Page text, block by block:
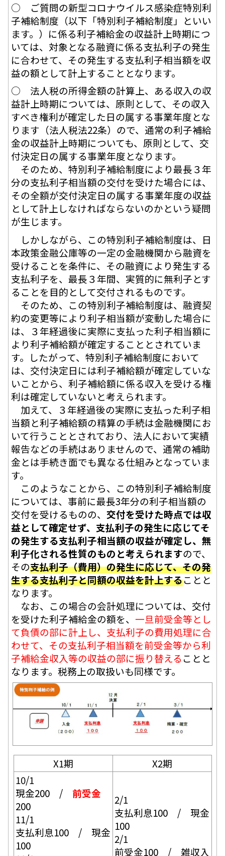
○ ご質問の新型コロナウイルス感染症特別利
子補給制度（以下「特別利子補給制度」といい
ます。）に係る利子補給金の収益計上時期につ
いては、対象となる融資に係る支払利子の発生
に合わせて、その発生する支払利子相当額を収
益の額として計上することとなります。
○ 法人税の所得金額の計算上、ある収入の収
益計上時期については、原則として、その収入
すべき権利が確定した日の属する事業年度とな
ります（法人税法22条）ので、通常の利子補給
金の収益計上時期についても、原則として、交
付決定日の属する事業年度となります。
そのため、特別利子補給制度により最長３年
分の支払利子相当額の交付を受けた場合には、
その全額が交付決定日の属する事業年度の収益
として計上しなければならないのかという疑問
が生じます。
しかしながら、この特別利子補給制度は、日
本政策金融公庫等の一定の金融機関から融資を
受けることを条件に、その融資により発生する
支払利子を、最長３年間、実質的に無利子とす
ることを目的として交付されるものです。
そのため、この特別利子補給制度は、融資契
約の変更等により利子相当額が変動した場合に
は、３年経過後に実際に支払った利子相当額に
より利子補給額が確定することとされていま
す。したがって、特別利子補給制度において
は、交付決定日には利子補給額が確定していな
いことから、利子補給額に係る収入を受ける権
利は確定していないと考えられます。
加えて、３年経過後の実際に支払った利子相
当額と利子補給額の精算の手続は金融機関にお
いて行うこととされており、法人において実績
報告などの手続はありませんので、通常の補助
金とは手続き面でも異なる仕組みとなっていま
す。
このようなことから、この特別利子補給制度
については、事前に最長3年分の利子相当額の
交付を受けるものの、 交付を受けた時点では収
益として確定せず、支払利子の発生に応じてそ
の発生する支払利子相当額の収益が確定し、無
利子化される性質のものと考えられますので、
その支払利子（費用）の発生に応じて、その発
生する支払利子と同額の収益を計上することと
なります。
なお、この場合の会計処理については、交付
を受けた利子補給金の額を、 一旦前受金等とし
て負債の部に計上し、支払利子の費用処理に合
わせて、その支払利子相当額を前受金等から利
子補給金収入等の収益の部に振り替える ことと
なります。税務上の取扱いも同様です。
X1期
X2期
10/1
現金200 / 前受金
200
11/1
支払利息100 / 現金
100
2/1
支払利息100 / 現金
100
2/1
前受金100 / 雑収入